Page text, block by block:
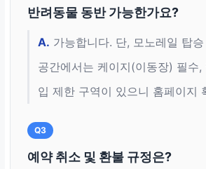
반려동물 동반 가능한가요?
A. 가능합니다. 단, 모노레일 탑
공간에서는 케이지(이동장) 필수,
입 제한 구역이 있으니 홈페이지
Q3
예약 취소 및 환불 규정은?